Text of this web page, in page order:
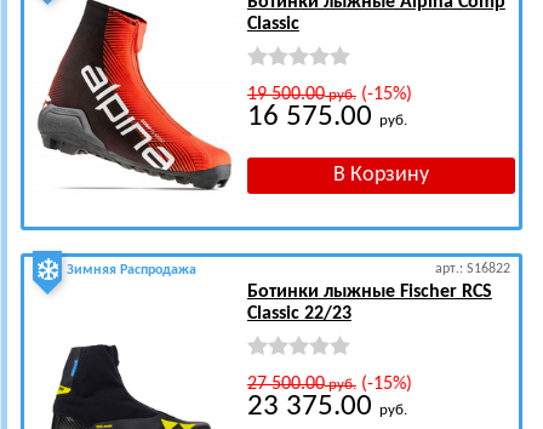
Classic
19 500.00руб.(-15%)
16 575.00 руб.
Зимняя Распродажа арт.: S16822
Ботинки лыжные Fischer RCS
Classic 22/23
27 500.00руб.(-15%)
23 375.00 руб.